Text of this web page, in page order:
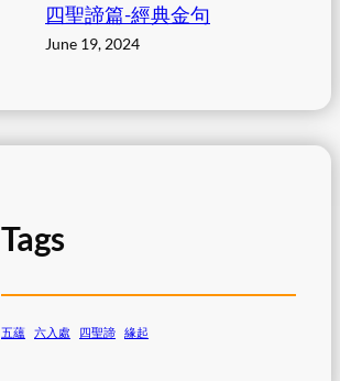
四聖諦篇-經典金句
June 19, 2024
Tags
五蘊 六入處 四聖諦 緣起